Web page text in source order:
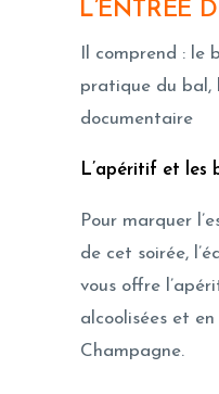
L’ENTRÉE
Il comprend : le
pratique du bal,
documentaire
L’apéritif et les
Pour marquer
de cet soirée,
vous offre
alcoolisées et
Champagne.